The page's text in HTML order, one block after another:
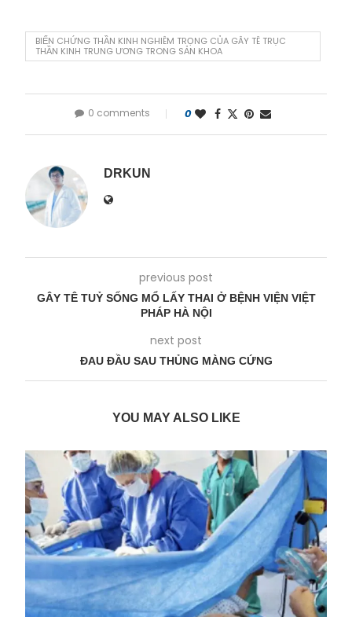
BIẾN CHỨNG THẦN KINH NGHIÊM TRỌNG CỦA GÂY TÊ TRỤC
THẦN KINH TRUNG ƯƠNG TRONG SẢN KHOA
0 comments 0
DRKUN
previous post
GÂY TÊ TUỶ SỐNG MỔ LẤY THAI Ở BỆNH VIỆN VIỆT
PHÁP HÀ NỘI
next post
ĐAU ĐẦU SAU THỦNG MÀNG CỨNG
YOU MAY ALSO LIKE